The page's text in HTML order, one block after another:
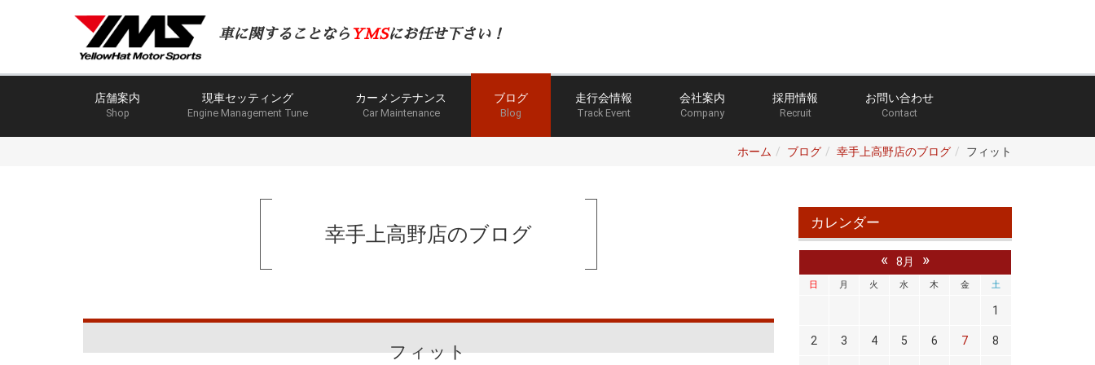
車に関することなら YMSにお任せ下さい！
店舗案内
Shop
現車セッティング
Engine Management Tune
カーメンテナンス
Car Maintenance
ブログ
Blog
走行会情報
Track Event
会社案内
Company
採用情報
Recruit
お問い合わせ
Contact
ホーム ブログ 幸手上高野店のブログ フィット
幸手上高野店のブログ
フィット
カレンダー
« 8月 »
日 月 火 水 木 金 土
1
2 3 4 5 6 7 8